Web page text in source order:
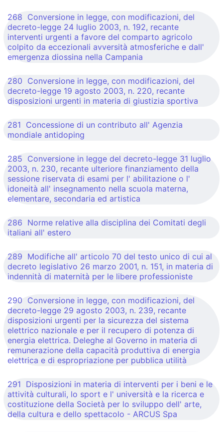
268 Conversione in legge, con modificazioni, del
decreto-legge 24 luglio 2003, n. 192, recante
interventi urgenti a favore del comparto agricolo
colpito da eccezionali avversità atmosferiche e dall'
emergenza diossina nella Campania
280 Conversione in legge, con modificazioni, del
decreto-legge 19 agosto 2003, n. 220, recante
disposizioni urgenti in materia di giustizia sportiva
281 Concessione di un contributo all' Agenzia
mondiale antidoping
285 Conversione in legge del decreto-legge 31 luglio
2003, n. 230, recante ulteriore finanziamento della
sessione riservata di esami per l' abilitazione o l'
idoneità all' insegnamento nella scuola materna,
elementare, secondaria ed artistica
286 Norme relative alla disciplina dei Comitati degli
italiani all' estero
289 Modifiche all' articolo 70 del testo unico di cui al
decreto legislativo 26 marzo 2001, n. 151, in materia di
indennità di maternità per le libere professioniste
290 Conversione in legge, con modificazioni, del
decreto-legge 29 agosto 2003, n. 239, recante
disposizioni urgenti per la sicurezza del sistema
elettrico nazionale e per il recupero di potenza di
energia elettrica. Deleghe al Governo in materia di
remunerazione della capacità produttiva di energia
elettrica e di espropriazione per pubblica utilità
291 Disposizioni in materia di interventi per i beni e le
attività culturali, lo sport e l' università e la ricerca e
costituzione della Società per lo sviluppo dell' arte,
della cultura e dello spettacolo - ARCUS Spa